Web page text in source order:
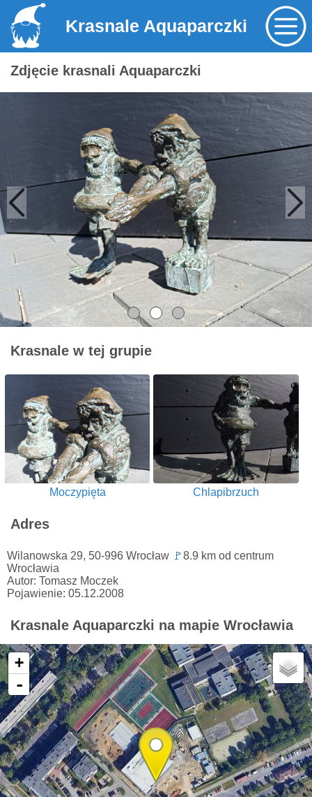
Krasnale Aquaparczki
Zdjęcie krasnali Aquaparczki
Krasnale w tej grupie
Moczypięta Chlapibrzuch
Adres
Wilanowska 29, 50-996 Wrocław 🚩8.9 km od centrum
Wrocławia
Autor: Tomasz Moczek
Pojawienie: 05.12.2008
Krasnale Aquaparczki na mapie Wrocławia
+
-